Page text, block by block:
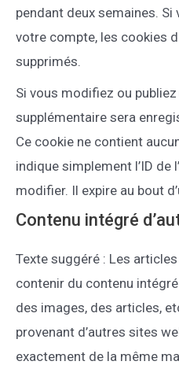
pendant deux semaines.
votre compte, les cookies
supprimés.
Si vous modifiez ou
supplémentaire sera
Ce cookie ne contient
indique simplement l’ID de
modifier. Il expire au bout
Contenu intégré
Texte suggéré : Les
contenir du contenu
des images, des articles,
provenant d’autres sites
exactement de la même